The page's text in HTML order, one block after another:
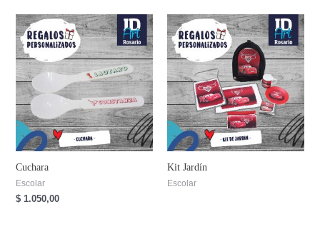
Cuchara
Escolar
$1.050,00
Kit Jardín
Escolar